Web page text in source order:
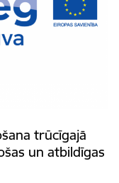
trūcīgajā
un atbildīgas